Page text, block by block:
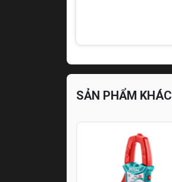
SẢN PHẨM KHÁC